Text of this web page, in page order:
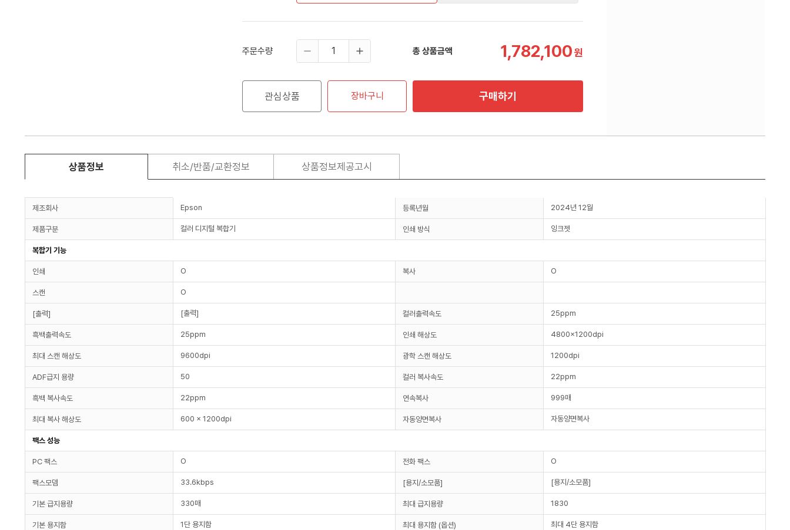
주문수량 총 상품금액 1,782,100원
관심상품 장바구니 구매하기
상품정보 취소/반품/교환정보 상품정보제공고시
제조회사 Epson 등록년월 2024년 12월
제품구분 컬러 디지털 복합기 인쇄 방식 잉크젯
복합기 기능
인쇄 O 복사 O
스캔 O
[출력] [출력] 컬러출력속도 25ppm
흑백출력속도 25ppm 인쇄 해상도 4800x1200dpi
최대 스캔 해상도 9600dpi 광학 스캔 해상도 1200dpi
ADF급지 용량 50 컬러 복사속도 22ppm
흑백 복사속도 22ppm 연속복사 999매
최대 복사 해상도 600 x 1200dpi 자동양면복사 자동양면복사
팩스 성능
PC 팩스 O 전화 팩스 O
팩스모뎀 33.6kbps [용지/소모품] [용지/소모품]
기본 급지용량 330매 최대 급지용량 1830
기본 용지함 1단 용지함 최대 용지함 (옵션) 최대 4단 용지함